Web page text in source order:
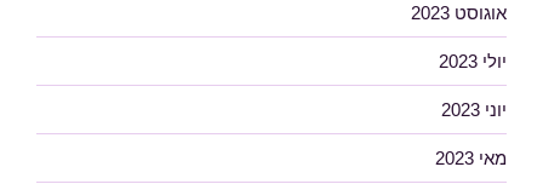
אוגוסט 2023
יולי 2023
יוני 2023
מאי 2023